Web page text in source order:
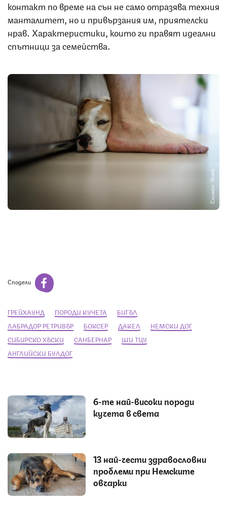
контакт по време на сън не само отразява техния
манталитет, но и привързания им, приятелски
нрав. Характеристики, които ги правят идеални
спътници за семейства.
Снимка: iStock
Сподели
ГРЕЙХАУНД ПОРОДИ КУЧЕТА
БИГЪЛ
ЛАБРАДОР РЕТРИВЪР
БОКСЕР ДАКЕЛ
НЕМСКИ ДОГ
СИБИРСКО ХЪСКИ
САНБЕРНАР
ШИ ТЦУ
АНГЛИЙСКИ БУЛДОГ
6-те най-високи породи
кучета в света
13 най-чести здравословни
проблеми при Немските
овчарки